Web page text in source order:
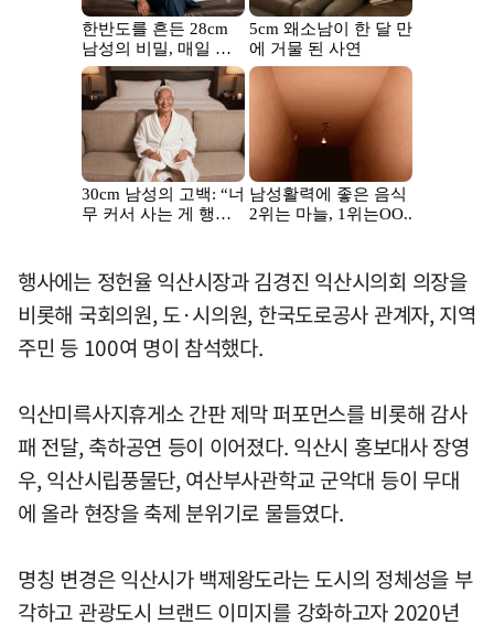
행사에는 정헌율 익산시장과 김경진 익산시의회 의장을
비롯해 국회의원, 도·시의원, 한국도로공사 관계자, 지역
주민 등 100여 명이 참석했다.
익산미륵사지휴게소 간판 제막 퍼포먼스를 비롯해 감사
패 전달, 축하공연 등이 이어졌다. 익산시 홍보대사 장영
우, 익산시립풍물단, 여산부사관학교 군악대 등이 무대
에 올라 현장을 축제 분위기로 물들였다.
명칭 변경은 익산시가 백제왕도라는 도시의 정체성을 부
각하고 관광도시 브랜드 이미지를 강화하고자 2020년